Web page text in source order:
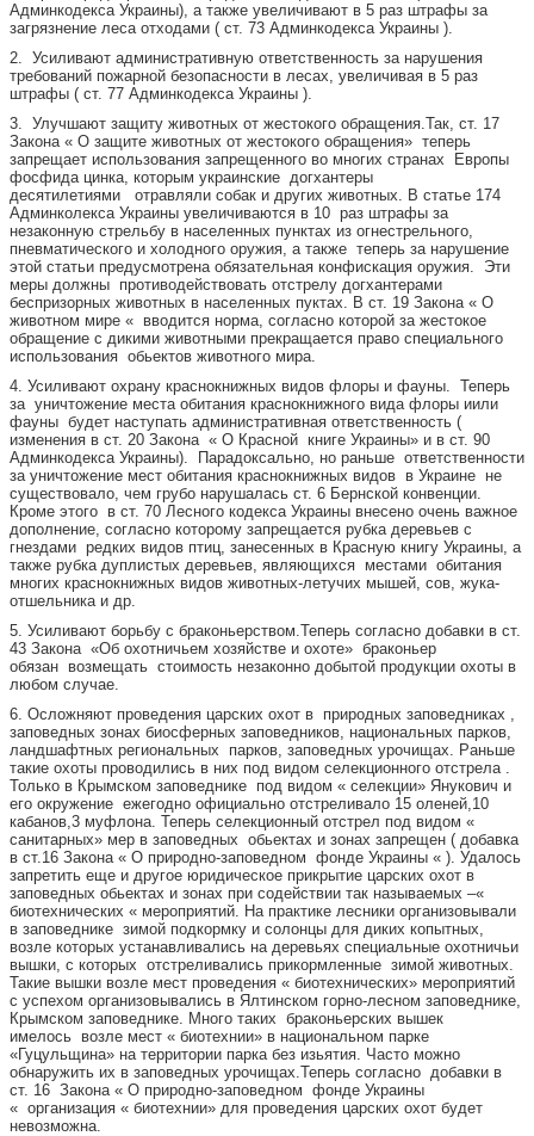
Админкодекса Украины), а также увеличивают в 5 раз штрафы за
загрязнение леса отходами ( ст. 73 Админкодекса Украины ).
2. Усиливают административную ответственность за нарушения
требований пожарной безопасности в лесах, увеличивая в 5 раз
штрафы ( ст. 77 Админкодекса Украины ).
3. Улучшают защиту животных от жестокого обращения.Так, ст. 17
Закона « О защите животных от жестокого обращения» теперь
запрещает использования запрещенного во многих странах Европы
фосфида цинка, которым украинские догхантеры
десятилетиями отравляли собак и других животных. В статье 174
Админколекса Украины увеличиваются в 10 раз штрафы за
незаконную стрельбу в населенных пунктах из огнестрельного,
пневматического и холодного оружия, а также теперь за нарушение
этой статьи предусмотрена обязательная конфискация оружия. Эти
меры должны противодействовать отстрелу догхантерами
беспризорных животных в населенных пуктах. В ст. 19 Закона « О
животном мире « вводится норма, согласно которой за жестокое
обращение с дикими животными прекращается право специального
использования обьектов животного мира.
4. Усиливают охрану краснокнижных видов флоры и фауны. Теперь
за уничтожение места обитания краснокнижного вида флоры иили
фауны будет наступать административная ответственность (
изменения в ст. 20 Закона « О Красной книге Украины» и в ст. 90
Админкодекса Украины). Парадоксально, но раньше ответственности
за уничтожение мест обитания краснокнижных видов в Украине не
существовало, чем грубо нарушалась ст. 6 Бернской конвенции.
Кроме этого в ст. 70 Лесного кодекса Украины внесено очень важное
дополнение, согласно которому запрещается рубка деревьев с
гнездами редких видов птиц, занесенных в Красную книгу Украины, а
также рубка дуплистых деревьев, являющихся местами обитания
многих краснокнижных видов животных-летучих мышей, сов, жука-
отшельника и др.
5. Усиливают борьбу с браконьерством.Теперь согласно добавки в ст.
43 Закона «Об охотничьем хозяйстве и охоте» браконьер
обязан возмещать стоимость незаконно добытой продукции охоты в
любом случае.
6. Осложняют проведения царских охот в природных заповедниках ,
заповедных зонах биосферных заповедников, национальных парков,
ландшафтных региональных парков, заповедных урочищах. Раньше
такие охоты проводились в них под видом селекционного отстрела .
Только в Крымском заповеднике под видом « селекции» Янукович и
его окружение ежегодно официально отстреливало 15 оленей,10
кабанов,3 муфлона. Теперь селекционный отстрел под видом «
санитарных» мер в заповедных обьектах и зонах запрещен ( добавка
в ст.16 Закона « О природно-заповедном фонде Украины « ). Удалось
запретить еще и другое юридическое прикрытие царских охот в
заповедных обьектах и зонах при содействии так называемых –«
биотехнических « мероприятий. На практике лесники организовывали
в заповеднике зимой подкормку и солонцы для диких копытных,
возле которых устанавливались на деревьях специальные охотничьи
вышки, с которых отстреливались прикормленные зимой животных.
Такие вышки возле мест проведения « биотехнических» мероприятий
с успехом организовывались в Ялтинском горно-лесном заповеднике,
Крымском заповеднике. Много таких браконьерских вышек
имелось возле мест « биотехнии» в национальном парке
«Гуцульщина» на территории парка без изьятия. Часто можно
обнаружить их в заповедных урочищах.Теперь согласно добавки в
ст. 16 Закона « О природно-заповедном фонде Украины
« организация « биотехнии» для проведения царских охот будет
невозможна.